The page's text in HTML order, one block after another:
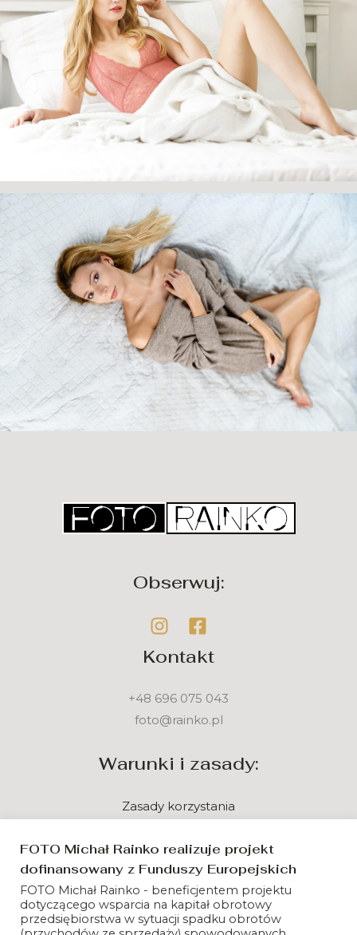
Obserwuj:
Kontakt
+48 696 075 043
foto@rainko.pl
Warunki i zasady:
Zasady korzystania
FOTO Michał Rainko realizuje projekt
dofinansowany z Funduszy Europejskich
FOTO Michał Rainko - beneficjentem projektu
dotyczącego wsparcia na kapitał obrotowy
przedsiębiorstwa w sytuacji spadku obrotów